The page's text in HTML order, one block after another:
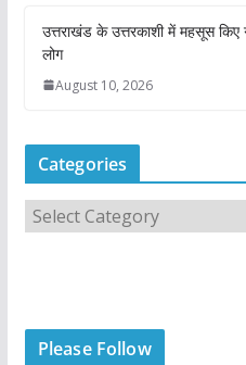
उत्तराखंड के उत्तरकाशी में महसूस
लोग
August 10, 2026
Categories
a
Please Follow